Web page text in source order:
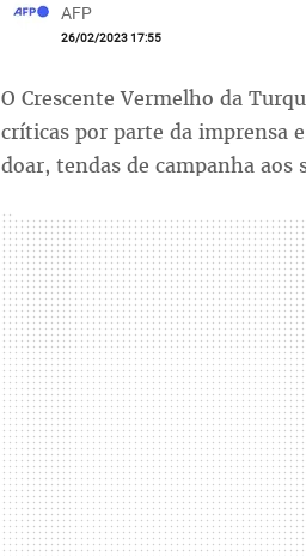
AFP
26/02/2023 17:55
O Crescente Vermelho da
críticas por parte da imprensa
doar, tendas de campanha